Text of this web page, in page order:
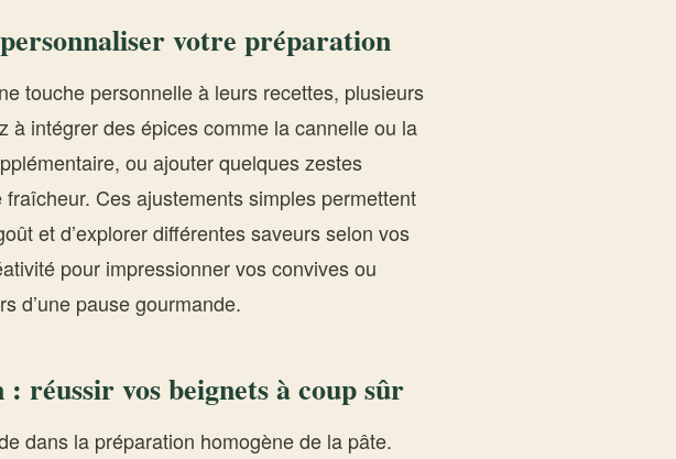
votre préparation
touche personnelle à leurs recettes, plusieurs
à intégrer des épices comme la cannelle ou la
ou ajouter quelques zestes
Ces ajustements simples permettent
et d’explorer différentes saveurs selon vos
pour impressionner vos convives ou
d’une pause gourmande.
réussir vos beignets à coup sûr
dans la préparation homogène de la pâte.